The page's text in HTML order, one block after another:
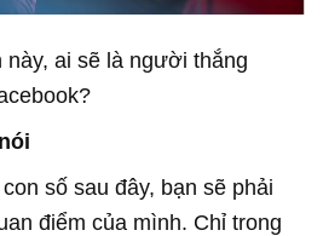
này, ai sẽ là người thắng
số sau đây, bạn sẽ phải
điểm của mình. Chỉ trong